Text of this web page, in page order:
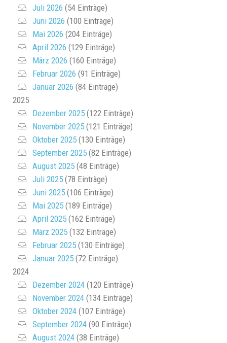
Juli 2026 (54 Einträge)
Juni 2026 (100 Einträge)
Mai 2026 (204 Einträge)
April 2026 (129 Einträge)
März 2026 (160 Einträge)
Februar 2026 (91 Einträge)
Januar 2026 (84 Einträge)
2025
Dezember 2025 (122 Einträge)
November 2025 (121 Einträge)
Oktober 2025 (130 Einträge)
September 2025 (82 Einträge)
August 2025 (48 Einträge)
Juli 2025 (78 Einträge)
Juni 2025 (106 Einträge)
Mai 2025 (189 Einträge)
April 2025 (162 Einträge)
März 2025 (132 Einträge)
Februar 2025 (130 Einträge)
Januar 2025 (72 Einträge)
2024
Dezember 2024 (120 Einträge)
November 2024 (134 Einträge)
Oktober 2024 (107 Einträge)
September 2024 (90 Einträge)
August 2024 (38 Einträge)